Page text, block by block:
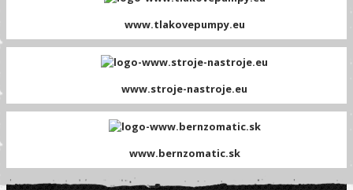
www.tlakovepumpy.eu
www.stroje-nastroje.eu
www.bernzomatic.sk